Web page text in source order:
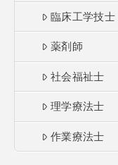
臨床工学技士
薬剤師
社会福祉士
理学療法士
作業療法士